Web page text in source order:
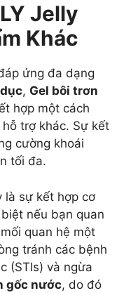
Jelly
Khác
ứng đa dạng
, Gel bôi trơn
hợp một cách
trợ khác. Sự kết
cường khoái
tối đa.
là sự kết hợp cơ
nếu bạn quan
quan hệ một
tránh các bệnh
(STIs) và ngừa
gốc nước, do đó